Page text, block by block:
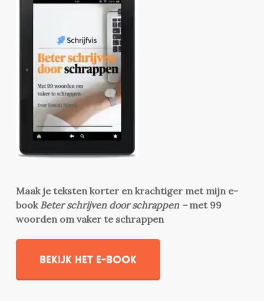
Maak je teksten korter en krachtiger met mijn e-
book Beter schrijven door schrappen –met 99
woorden om vaker te schrappen
Bekijk het e-book